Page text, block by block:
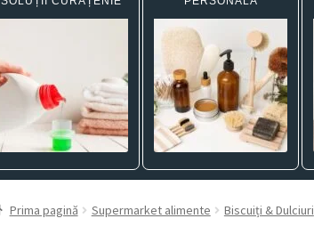
Prima pagină Supermarket alimente Biscuiți & Dulciuri